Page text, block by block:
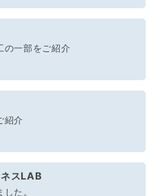
の一部をご紹介
紹介
スLAB
た。